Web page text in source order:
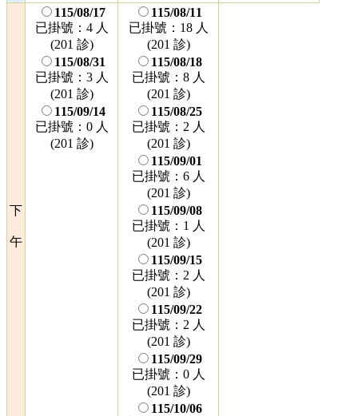
下
午
115/08/17
已掛號：4 人
(201 診)
115/08/31
已掛號：3 人
(201 診)
115/09/14
已掛號：0 人
(201 診)
115/08/11
已掛號：18 人
(201 診)
115/08/18
已掛號：8 人
(201 診)
115/08/25
已掛號：2 人
(201 診)
115/09/01
已掛號：6 人
(201 診)
115/09/08
已掛號：1 人
(201 診)
115/09/15
已掛號：2 人
(201 診)
115/09/22
已掛號：2 人
(201 診)
115/09/29
已掛號：0 人
(201 診)
115/10/06